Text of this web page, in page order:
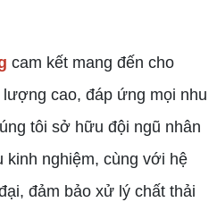
cam kết mang đến cho
cao, đáp ứng mọi nhu
tôi sở hữu đội ngũ nhân
kinh nghiệm, cùng với hệ
đảm bảo xử lý chất thải